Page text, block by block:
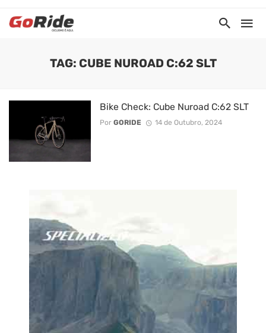
TAG: CUBE NUROAD C:62 SLT
Bike Check: Cube Nuroad C:62 SLT
Por GORIDE 14 de Outubro, 2024